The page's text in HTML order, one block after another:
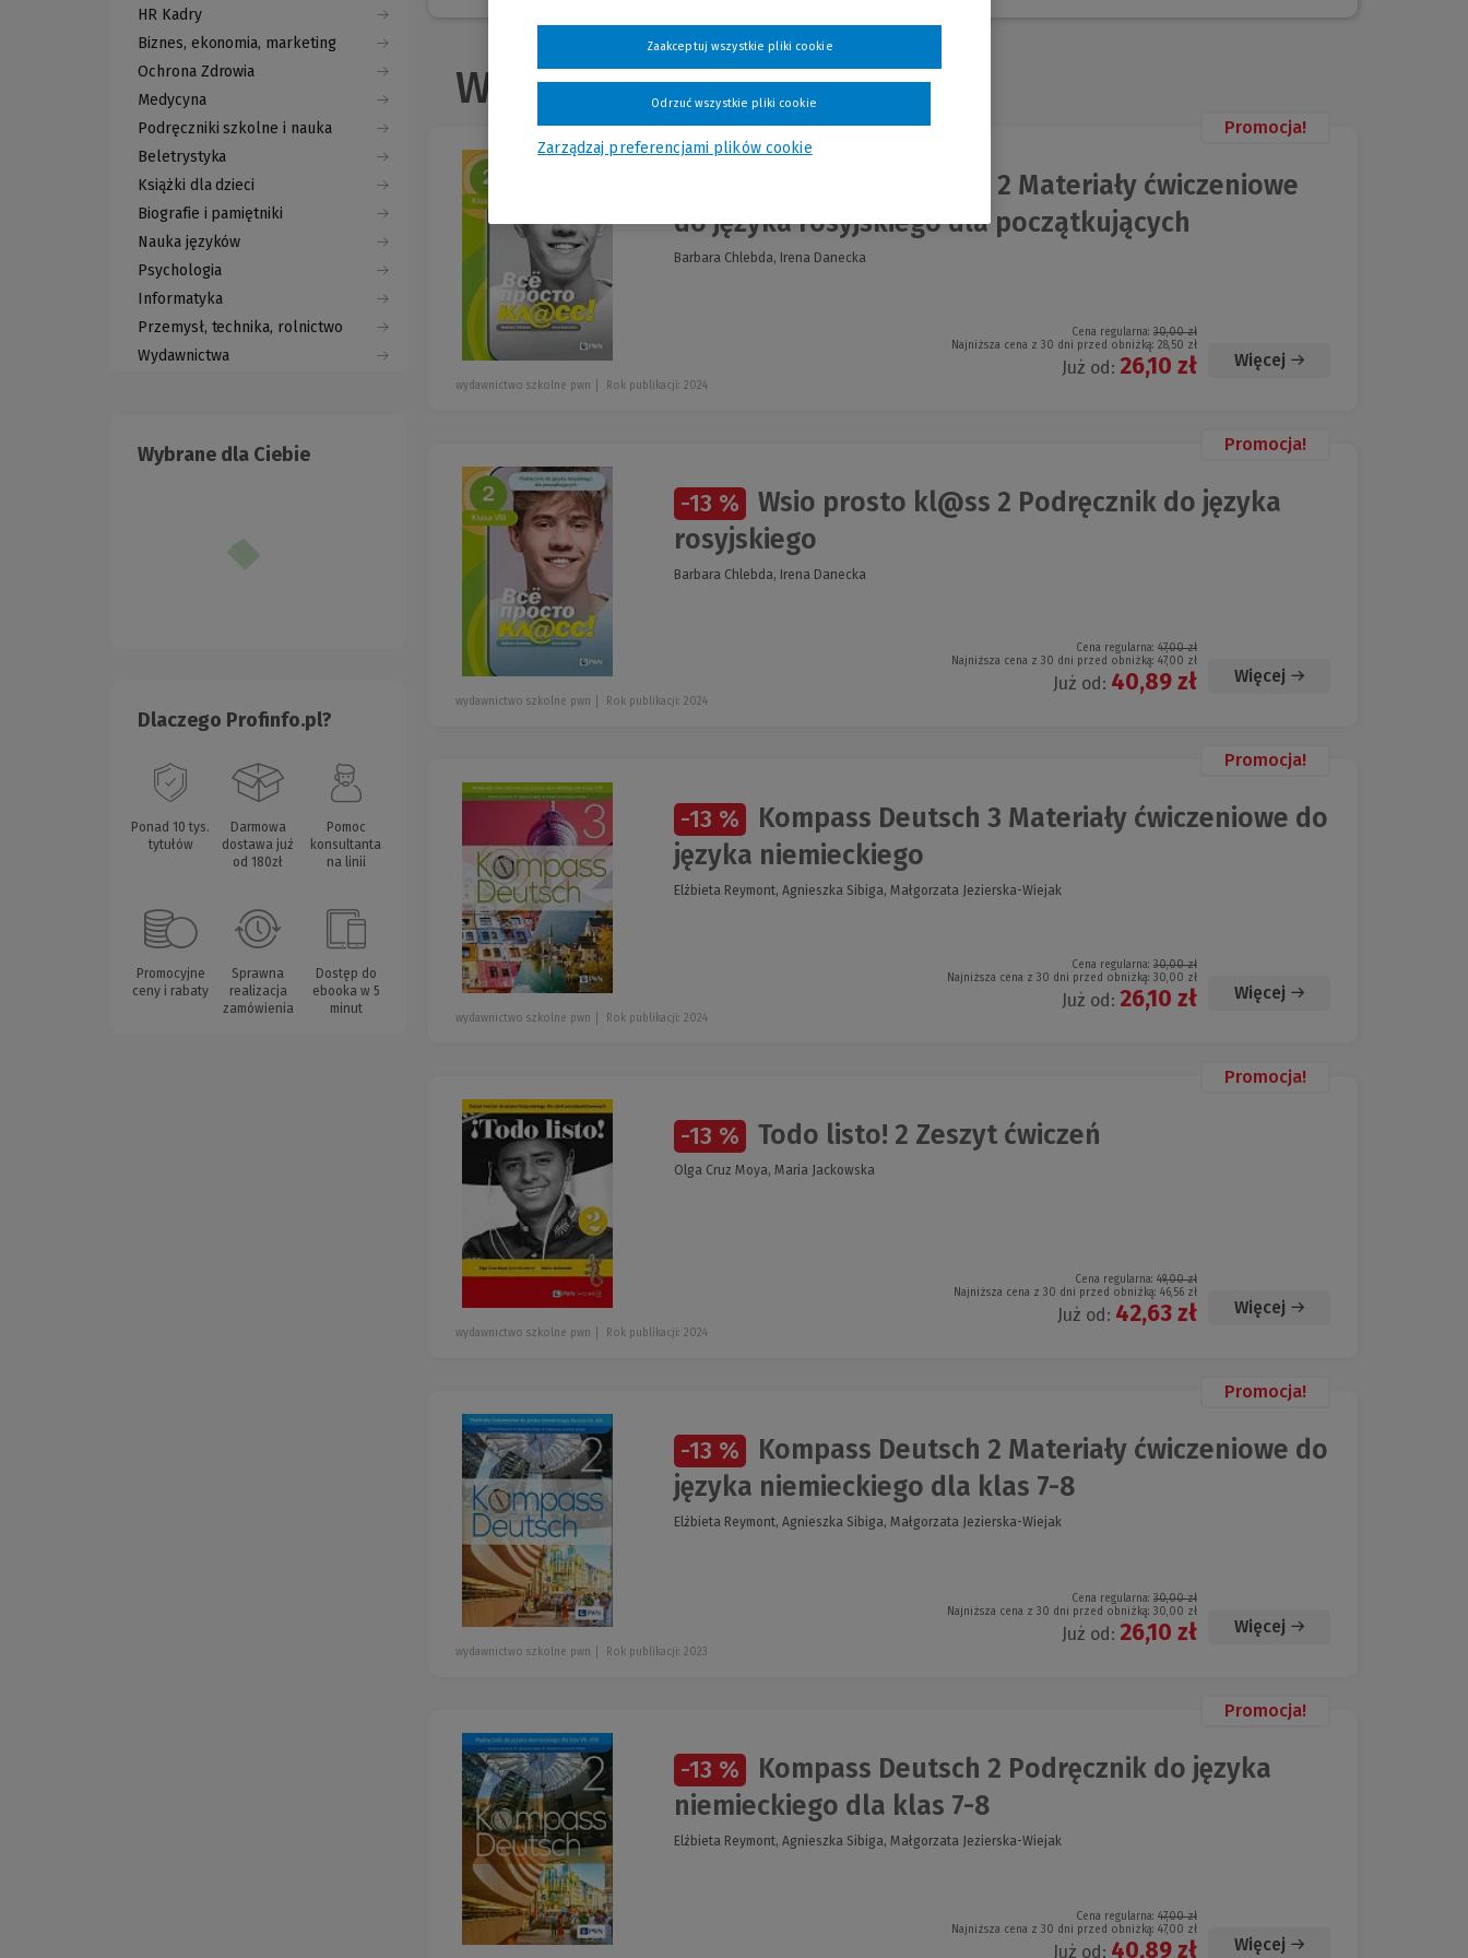
HR Kadry
Biznes, ekonomia, marketing
Ochrona Zdrowia
Medycyna
Podręczniki szkolne i nauka
Beletrystyka
Książki dla dzieci
Biografie i pamiętniki
Nauka języków
Psychologia
Informatyka
Przemysł, technika, rolnictwo
Wydawnictwa
Wybrane dla Ciebie
Dlaczego Profinfo.pl?
Ponad 10 tys.
tytułów
Darmowa
dostawa już
od 180zł
Pomoc
konsultanta
na linii
Promocyjne
ceny i rabaty
Sprawna
realizacja
zamówienia
Dostęp do
ebooka w 5
minut
Wszystkie produkty
Promocja!
Wsio prosto kl@ss 2 Materiały ćwiczeniowe
do języka rosyjskiego dla początkujących
Barbara Chlebda, Irena Danecka
Cena regularna: 30,00 zł
Najniższa cena z 30 dni przed obniżką: 28,50 zł
Już od: 26,10 zł Więcej
wydawnictwo szkolne pwn Rok publikacji: 2024
Promocja!
-13 %
Wsio prosto kl@ss 2 Podręcznik do języka
rosyjskiego
Barbara Chlebda, Irena Danecka
Cena regularna: 47,00 zł
Najniższa cena z 30 dni przed obniżką: 47,00 zł
Już od: 40,89 zł Więcej
wydawnictwo szkolne pwn Rok publikacji: 2024
Promocja!
-13 %
Kompass Deutsch 3 Materiały ćwiczeniowe do
języka niemieckiego
Elżbieta Reymont, Agnieszka Sibiga, Małgorzata Jezierska-Wiejak
Cena regularna: 30,00 zł
Najniższa cena z 30 dni przed obniżką: 30,00 zł
Już od: 26,10 zł Więcej
wydawnictwo szkolne pwn Rok publikacji: 2024
Promocja!
-13 % Todo listo! 2 Zeszyt ćwiczeń
Olga Cruz Moya, Maria Jackowska
Cena regularna: 49,00 zł
Najniższa cena z 30 dni przed obniżką: 46,56 zł
Już od: 42,63 zł Więcej
wydawnictwo szkolne pwn Rok publikacji: 2024
Promocja!
-13 %
Kompass Deutsch 2 Materiały ćwiczeniowe do
języka niemieckiego dla klas 7-8
Elżbieta Reymont, Agnieszka Sibiga, Małgorzata Jezierska-Wiejak
Cena regularna: 30,00 zł
Najniższa cena z 30 dni przed obniżką: 30,00 zł
Już od: 26,10 zł Więcej
wydawnictwo szkolne pwn Rok publikacji: 2023
Promocja!
-13 %
Kompass Deutsch 2 Podręcznik do języka
niemieckiego dla klas 7-8
Elżbieta Reymont, Agnieszka Sibiga, Małgorzata Jezierska-Wiejak
Cena regularna: 47,00 zł
Najniższa cena z 30 dni przed obniżką: 47,00 zł
Już od: 40,89 zł Więcej
Zarządzaj preferencjami plików cookie
Odrzuć wszystkie pliki cookie
Zaakceptuj wszystkie pliki cookie